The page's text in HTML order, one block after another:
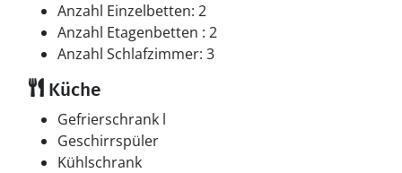
Anzahl Einzelbetten: 2
Anzahl Etagenbetten : 2
Anzahl Schlafzimmer: 3
Küche
Gefrierschrank l
Geschirrspüler
Kühlschrank